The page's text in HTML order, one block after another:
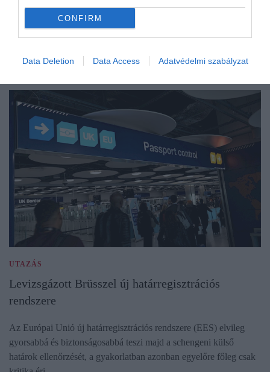
CONFIRM
Data Deletion Data Access Adatvédelmi szabályzat
UTAZÁS
Levizsgázott Brüsszel új határregisztrációs
rendszere
Az Európai Unió új határregisztrációs rendszere (EES) elvileg
gyorsabbá és biztonságosabbá teszi majd a schengeni külső
határok ellenőrzését, a gyakorlatban azonban egyelőre főleg csak